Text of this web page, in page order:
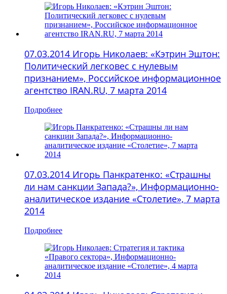
07.03.2014 Игорь Николаев: «Кэтрин Эштон:
Политический легковес с нулевым
признанием», Российское информационное
агентство IRAN.RU, 7 марта 2014
Подробнее
07.03.2014 Игорь Панкратенко: «Страшны
ли нам санкции Запада?», Информационно-
аналитическое издание «Столетие», 7 марта
2014
Подробнее